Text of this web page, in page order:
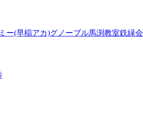
ー(早稲アカ)グノーブル馬渕教室鉄緑会